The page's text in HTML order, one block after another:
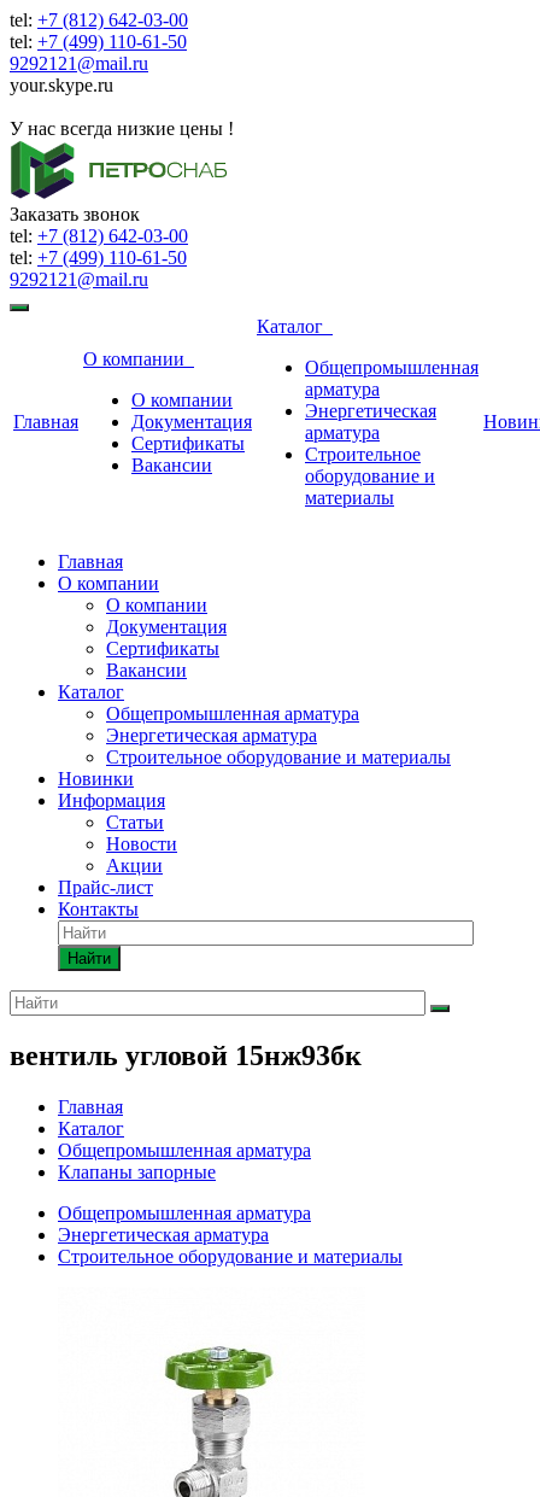
tel: +7 (812) 642-03-00
tel: +7 (499) 110-61-50
9292121@mail.ru
your.skype.ru
У нас всегда низкие цены !
Заказать звонок
tel: +7 (812) 642-03-00
tel: +7 (499) 110-61-50
9292121@mail.ru
Главная
О компании
О компании
Документация
Сертификаты
Вакансии
Каталог
Общепромышленная
арматура
Энергетическая
арматура
Строительное
оборудование и
материалы
Главная
О компании
О компании
Документация
Сертификаты
Вакансии
Каталог
Общепромышленная арматура
Энергетическая арматура
Строительное оборудование и материалы
Новинки
Информация
Статьи
Новости
Акции
Прайс-лист
Контакты
Найти
вентиль угловой 15нж93бк
Главная
Каталог
Общепромышленная арматура
Клапаны запорные
Общепромышленная арматура
Энергетическая арматура
Строительное оборудование и материалы